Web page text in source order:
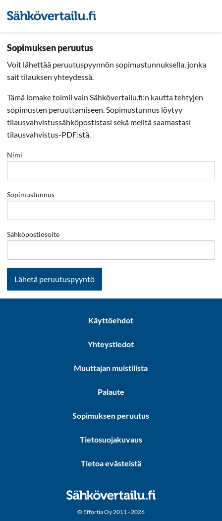
Sopimuksen peruutus
Voit lähettää peruutuspyynnön sopimustunnuksella, jonka
sait tilauksen yhteydessä.
Tämä lomake toimii vain Sähkövertailu.fi:n kautta tehtyjen
sopimusten peruuttamiseen. Sopimustunnus löytyy
tilausvahvistussähköpostistasi sekä meiltä saamastasi
tilausvahvistus-PDF:stä.
Nimi
Sopimustunnus
Sähköpostiosoite
Lähetä peruutuspyyntö
Käyttöehdot
Yhteystiedot
Muuttajan muistilista
Palaute
Sopimuksen peruutus
Tietosuojakuvaus
Tietoa evästeistä
© Effortia Oy 2011 - 2026